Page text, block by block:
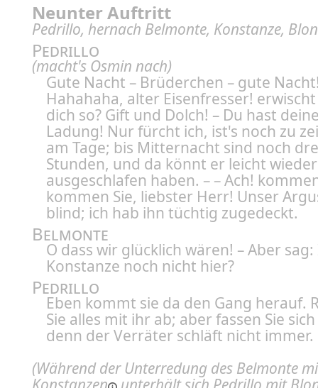
Neunter Auftritt
Pedrillo, hernach Belmonte, Konstanze,
Pedrillo
(macht's Osmin nach)
Gute Nacht – Brüderchen – gute
Hahahaha, alter Eisenfresser!
dich so? Gift und Dolch! – Du hast
Ladung! Nur fürcht ich, ist's noch zu
am Tage; bis Mitternacht sind noch
Stunden, und da könnt er leicht wieder
ausgeschlafen haben. – – Ach!
kommen Sie, liebster Herr! Unser
blind; ich hab ihn tüchtig zugedeckt.
Belmonte
O dass wir glücklich wären! – Aber
Konstanze noch nicht hier?
Pedrillo
Eben kommt sie da den Gang herauf.
Sie alles mit ihr ab; aber fassen Sie
denn der Verräter schläft nicht immer.
(Während der Unterredung des Belmonte